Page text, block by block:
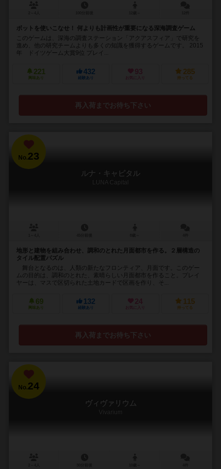
ボットを使いこなせ！ 何よりも計画性が重要になる深海調査ゲーム
このゲームは、深海の調査ステーション「アクアスフィア」で研究を
進め、他の研究チームよりも多くの知識を獲得するゲームです。 2015
年 ドイツゲーム大賞9位 プレイ...
221
興味あり
432
経験あり
93
お気に入り
285
持ってる
再入荷までお待ち下さい
No.23
ルナ・キャピタル
LUNA Capital
地形と建物を組み合わせ、調和のとれた月面都市を作る。２層構造の
タイル配置パズル
舞台となるのは、人類の新たなフロンティア、月面です。このゲー
ムの目的は、調和のとれた、素晴らしい月面都市を作ること。プレイ
ヤーは、マスで区切られた土地カードで区画を作り、そ...
69
興味あり
132
経験あり
24
お気に入り
115
持ってる
再入荷までお待ち下さい
No.24
ヴィヴァリウム
Vivarium